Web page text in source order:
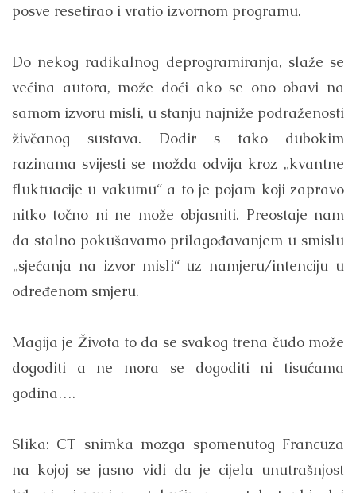
posve resetirao i vratio izvornom programu.
Do nekog radikalnog deprogramiranja, slaže se
većina autora, može doći ako se ono obavi na
samom izvoru misli, u stanju najniže podraženosti
živčanog sustava. Dodir s tako dubokim
razinama svijesti se možda odvija kroz „kvantne
fluktuacije u vakumu“ a to je pojam koji zapravo
nitko točno ni ne može objasniti. Preostaje nam
da stalno pokušavamo prilagođavanjem u smislu
„sjećanja na izvor misli“ uz namjeru/intenciju u
određenom smjeru.
Magija je Života to da se svakog trena čudo može
dogoditi a ne mora se dogoditi ni tisućama
godina….
Slika: CT snimka mozga spomenutog Francuza
na kojoj se jasno vidi da je cijela unutrašnjost